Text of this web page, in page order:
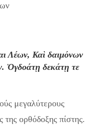
Λέων, Καὶ δαιμόνων
Ὀγδοάτῃ δεκάτῃ τε
μεγαλύτερους
της ορθόδοξης πίστης.